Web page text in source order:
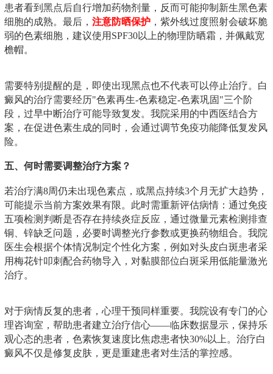
患者看到黑点后自行增加药物剂量，反而可能抑制新生黑色素
细胞的成熟。最后， 注意防晒保护 ，紫外线过度照射会破坏脆
弱的色素细胞，建议使用SPF30以上的物理防晒霜，并佩戴宽
檐帽。
需要特别提醒的是，即使出现黑点也不代表可以停止治疗。白
癜风的治疗需要经历"色素再生-色素稳定-色素巩固"三个阶
段，过早中断治疗可能导致复发。我院采用的中西医结合方
案，在促进色素生成的同时，会通过调节免疫功能降低复发风
险。
五、何时需要调整治疗方案？
若治疗满8周仍未出现色素点，或黑点持续3个月无扩大趋势，
可能提示当前方案效果有限。此时需重新评估病情：通过免疫
五项检测判断是否存在持续炎症反应，通过微量元素检测排查
铜、锌缺乏问题，必要时调整光疗参数或更换药物组合。我院
医生会根据个体情况制定个性化方案，例如对头皮白斑患者采
用梅花针叩刺配合药物导入，对黏膜部位白斑采用低能量激光
治疗。
对于病情反复的患者，心理干预同样重要。我院设有专门的心
理咨询室，帮助患者建立治疗信心——临床数据显示，保持乐
观心态的患者，色素恢复速度比焦虑患者快30%以上。治疗白
癜风不仅是修复皮肤，更是重建患者对生活的掌控感。